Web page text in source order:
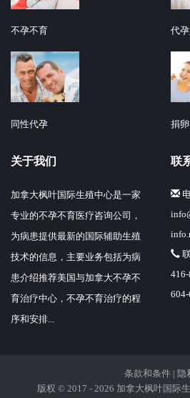
不孕不育
同性代孕
代
捐
关于我们
加拿大枫叶国际生殖中心是一家
专业的不孕不育医疗咨询公司，
为病患提供最新的国际辅助生殖
技术的信息，主要业务包括为病
患介绍推荐美国与加拿大不孕不
育治疗中心，不孕不育治疗的程
序和安排...
联
416-
条款和条件 | 隐
版权 © 2017 - 2026 加拿大枫叶国际